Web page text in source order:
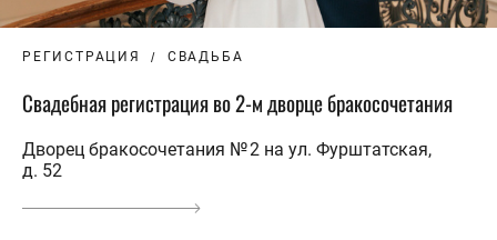
РЕГИСТРАЦИЯ СВАДЬБА
Свадебная регистрация во 2-м дворце бракосочетания
Дворец бракосочетания № 2 на ул. Фурштатская,
д. 52